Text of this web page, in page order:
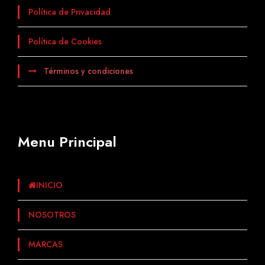
Política de Privacidad
Política de Cookies
Términos y condiciones
Menu Principal
INICIO
NOSOTROS
MARCAS